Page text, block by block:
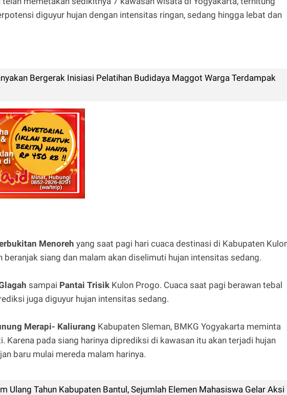
diguyur hujan dengan intensitas ringan, sedang hingga lebat dan
Bergerak Inisiasi Pelatihan Budidaya Maggot Warga Terdampak
Menoreh yang saat pagi hari cuaca destinasi di Kabupaten
beranjak siang dan malam akan diselimuti hujan intensitas sedang.
sampai Pantai Trisik Kulon Progo. Cuaca saat pagi berawan tebal
juga diguyur hujan intensitas sedang.
Merapi- Kaliurang Kabupaten Sleman, BMKG Yogyakarta meminta
Karena pada siang harinya diprediksi di kawasan itu akan terjadi hujan
baru mulai mereda malam harinya.
Ulang Tahun Kabupaten Bantul, Sejumlah Elemen Mahasiswa Gelar Aksi